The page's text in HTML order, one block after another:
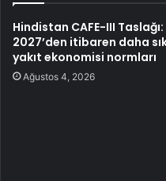
Hindistan CAFE-III Taslağı:
2027’den itibaren daha
yakıt ekonomisi normları
Ağustos 4, 2026